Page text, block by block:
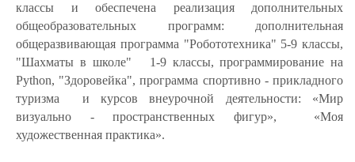
классы и обеспечена реализация дополнительных
общеобразовательных программ: дополнительная
общеразвивающая программа "Робототехника" 5-9 классы,
"Шахматы в школе" 1-9 классы, программирование на
Python, "Здоровейка", программа спортивно - прикладного
туризма и курсов внеурочной деятельности: «Мир
визуально - пространственных фигур», «Моя
художественная практика».